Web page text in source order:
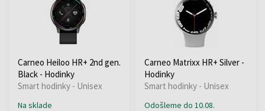
Carneo Heiloo HR+ 2nd gen.
Black - Hodinky
Smart hodinky - Unisex
Na sklade
Carneo Matrixx HR+ Silver -
Hodinky
Smart hodinky - Unisex
Odošleme do 10.08.